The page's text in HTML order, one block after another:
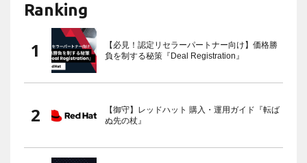
Ranking
【必見！認定リセラーパートナー向け】価格勝
負を制する秘策『Deal Registration』
【御守】レッドハット 購入・運用ガイド『転ば
ぬ先の杖』